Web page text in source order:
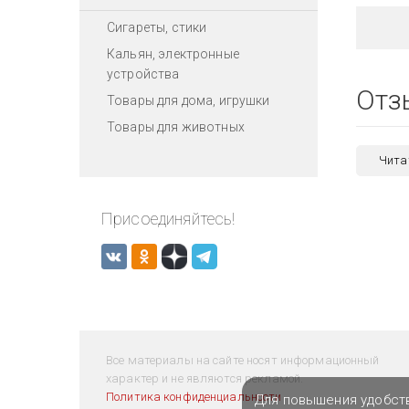
Сигареты, стики
Кальян, электронные
устройства
Товары для дома, игрушки
Товары для животных
Присоединяйтесь!
Все материалы на сайте носят информационный
характер и не являются рекламой.
Политика конфиденциальностиДля повышения